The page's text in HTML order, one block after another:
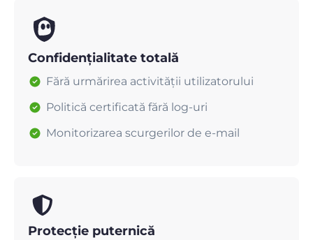
Confidențialitate totală
Fără urmărirea activității utilizatorului
Politică certificată fără log-uri
Monitorizarea scurgerilor de e-mail
Protecție puternică